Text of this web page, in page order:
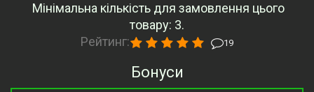
Мінімальна кількість для замовлення цього
товару: 3.
Рейтинг:
19
Бонуси